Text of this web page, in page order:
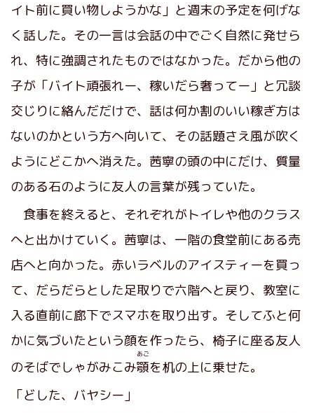
イト前に買い物しようかな」と週末の予定を何げな
く話した。その一言は会話の中でごく自然に発せら
れ、特に強調されたものではなかった。だから他の
子が「バイト頑張れー、稼いだら奢ってー」と冗談
交じりに絡んだだけで、話は何か割のいい稼ぎ方は
ないのかという方へ向いて、その話題さえ風が吹く
ようにどこかへ消えた。茜寧の頭の中にだけ、質量
のある石のように友人の言葉が残っていた。
食事を終えると、それぞれがトイレや他のクラス
へと出かけていく。茜寧は、一階の食堂前にある売
店へと向かった。赤いラベルのアイスティーを買っ
て、だらだらとした足取りで六階へと戻り、教室に
入る直前に廊下でスマホを取り出す。そしてふと何
かに気づいたという顔を作ったら、椅子に座る友人
のそばでしゃがみこみ顎
あご
を机の上に乗せた。
「どした、バヤシー」